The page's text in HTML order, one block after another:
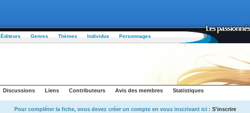
Éditeurs Genres Thèmes Individus Personnages
Discussions Liens Contributeurs Avis des membres Statistiques
Pour compléter la fiche, vous devez créer un compte en vous inscrivant ici : S'inscrire